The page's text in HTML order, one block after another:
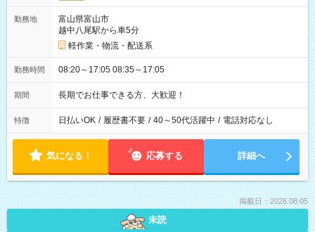
勤務地
富山県富山市
越中八尾駅から車5分
軽作業・物流・配送系
勤務時間 08:20～17:05 08:35～17:05
期間 長期でお仕事できる方、大歓迎！
特徴 日払いOK / 履歴書不要 / 40～50代活躍中 / 電話対応なし
気になる！ 応募する 詳細へ
掲載日：2026.08.05
未読